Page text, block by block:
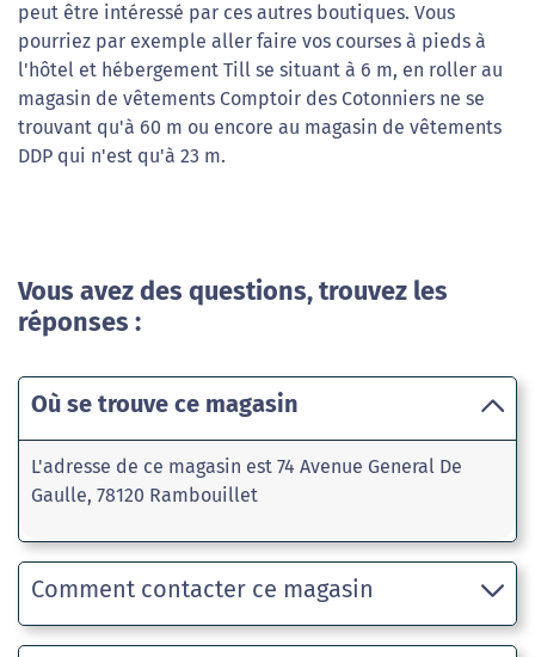
peut être intéressé par ces autres boutiques. Vous
pourriez par exemple aller faire vos courses à pieds à
l'hôtel et hébergement Till se situant à 6 m, en roller au
magasin de vêtements Comptoir des Cotonniers ne se
trouvant qu'à 60 m ou encore au magasin de vêtements
DDP qui n'est qu'à 23 m.
Vous avez des questions, trouvez les
réponses :
Où se trouve ce magasin
L'adresse de ce magasin est 74 Avenue General De
Gaulle, 78120 Rambouillet
Comment contacter ce magasin